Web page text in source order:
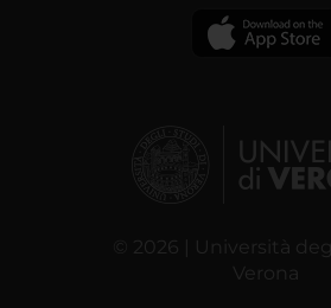
© 2026 | Università
Verona